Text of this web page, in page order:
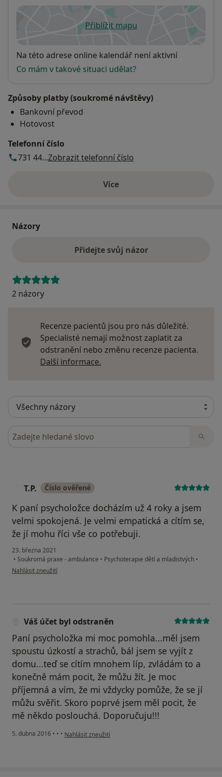
Přiblížit mapuse otevře v nové záložce
Dostupnost
Na této adrese online kalendář není aktivní
Co mám v takové situaci udělat?
Způsoby platby (soukromé návštěvy)
Bankovní převod
Hotovost
Telefonní číslo
731 44...Zobrazit telefonní číslo
Víceo adrese
Názory
Přidejte svůj názor
2 názory
Recenze pacientů jsou pro nás důležité.
Specialisté nemají možnost zaplatit za
odstranění nebo změnu recenze pacienta.
Další informace.
Hledejte v názorech
T.P. Číslo ověřené
K paní psycholožce docházím už 4 roky a jsem
velmi spokojená. Je velmi empatická a cítím se,
že jí mohu říci vše co potřebuji.
23. března 2021
• Soukromá praxe - ambulance • Psychoterapie dětí a mladistvých •
podle názoru uživatele T.P.
Nahlásit zneužití
Váš účet byl odstraněn
Paní psycholožka mi moc pomohla...měl jsem
spoustu úzkostí a strachů, bál jsem se vyjít z
domu...teď se cítím mnohem líp, zvládám to a
konečně mám pocit, že můžu žít. Je moc
příjemná a vím, že mi vždycky pomůže, že se jí
můžu svěřit. Skoro poprvé jsem měl pocit, že
mě někdo poslouchá. Doporučuju!!!
5. dubna 2016 • • • podle názoru uživatele Váš účet byl odstraněn
Nahlásit zneužití